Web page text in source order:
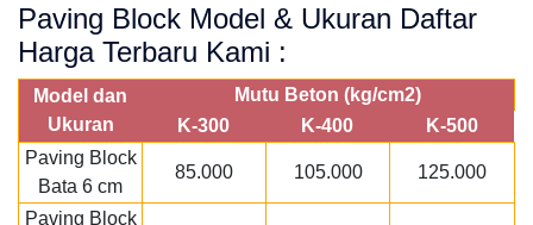
Paving Block Model & Ukuran Daftar
Harga Terbaru Kami :
Model dan
Ukuran
Mutu Beton (kg/cm2)
K-300
K-400
K-500
Paving Block
Bata 6 cm
85.000 105.000 125.000
Paving Block